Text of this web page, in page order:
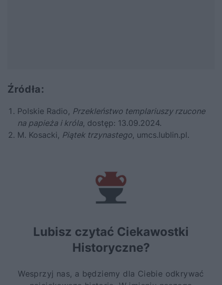
Źródła:
Polskie Radio, Przekleństwo templariuszy rzucone
na papieża i króla, dostęp: 13.09.2024.
M. Kosacki, Piątek trzynastego, umcs.lublin.pl.